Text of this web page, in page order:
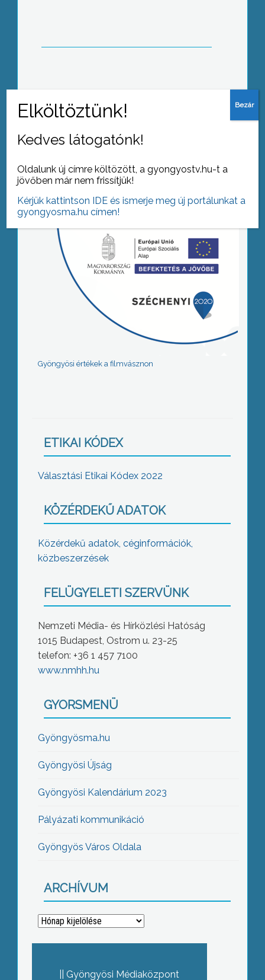
Tovább az archívumra
Gyöngyösi értékek a filmvásznon
ETIKAI KÓDEX
Választási Etikai Kódex 2022
KÖZÉRDEKŰ ADATOK
Közérdekű adatok, céginformációk,
közbeszerzések
FELÜGYELETI SZERVÜNK
Nemzeti Média- és Hírközlési Hatóság
1015 Budapest, Ostrom u. 23-25
telefon: +36 1 457 7100
www.nmhh.hu
GYORSMENÜ
Gyöngyösma.hu
Gyöngyösi Újság
Gyöngyösi Kalendárium 2023
Pályázati kommunikáció
Gyöngyös Város Oldala
ARCHÍVUM
Archívum
Gyöngyösi Médiaközpont
Kedves látogatónk!
Oldalunk új címre költözött, a gyongyostv.hu-t a
jövőben már nem frissítjük!
Kérjük kattintson IDE és ismerje meg új portálunkat a
gyongyosma.hu címen!